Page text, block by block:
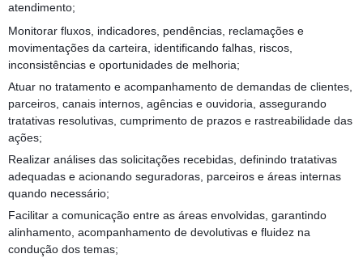
atendimento;
Monitorar fluxos, indicadores, pendências, reclamações e
movimentações da carteira, identificando falhas, riscos,
inconsistências e oportunidades de melhoria;
Atuar no tratamento e acompanhamento de demandas de clientes,
parceiros, canais internos, agências e ouvidoria, assegurando
tratativas resolutivas, cumprimento de prazos e rastreabilidade das
ações;
Realizar análises das solicitações recebidas, definindo tratativas
adequadas e acionando seguradoras, parceiros e áreas internas
quando necessário;
Facilitar a comunicação entre as áreas envolvidas, garantindo
alinhamento, acompanhamento de devolutivas e fluidez na
condução dos temas;